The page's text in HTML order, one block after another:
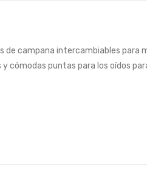
de campana intercambiables para
cómodas puntas para los oídos